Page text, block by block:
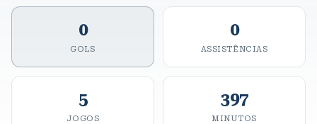
0
GOLS
0
ASSISTÊNCIAS
5
JOGOS
397
MINUTOS